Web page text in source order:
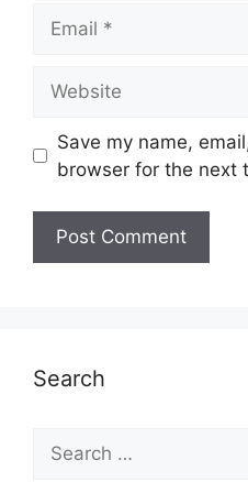
Save my name,
browser for the next
Search
Search
for: